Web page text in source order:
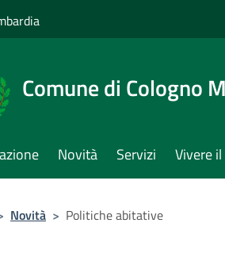
Comune di Cologno
Novità Servizi Vivere
Novità > Politiche abitative